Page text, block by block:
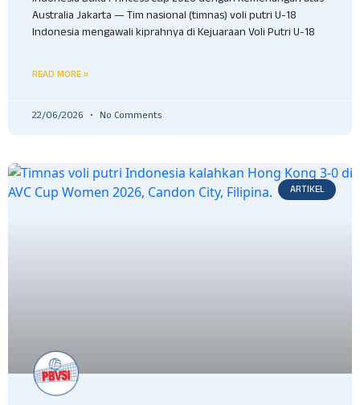
Australia Jakarta — Tim nasional (timnas) voli putri U-18
Indonesia mengawali kiprahnya di Kejuaraan Voli Putri U-18
READ MORE »
22/06/2026 No Comments
ARTIKEL